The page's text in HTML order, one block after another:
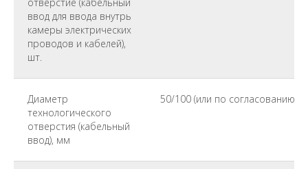
ввод для ввода внутрь
камеры электрических
проводов и кабелей),
шт.
Диаметр
технологического
отверстия (кабельный
ввод), мм
50/100 (или по согласованию с